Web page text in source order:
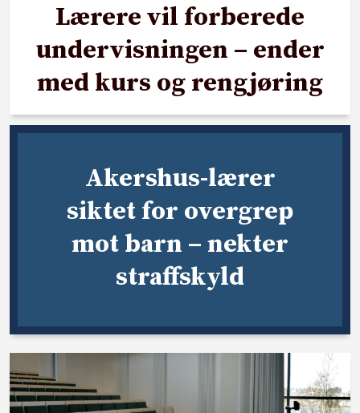
Lærere vil forberede
undervisningen – ender
med kurs og rengjøring
Akershus-lærer
siktet for overgrep
mot barn – nekter
straffskyld